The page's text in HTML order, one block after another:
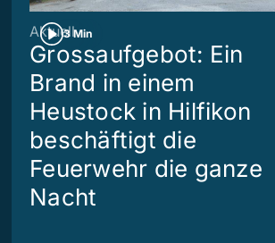
3 Min
Aktuell
Grossaufgebot: Ein
Brand in einem
Heustock in Hilfikon
beschäftigt die
Feuerwehr die ganze
Nacht